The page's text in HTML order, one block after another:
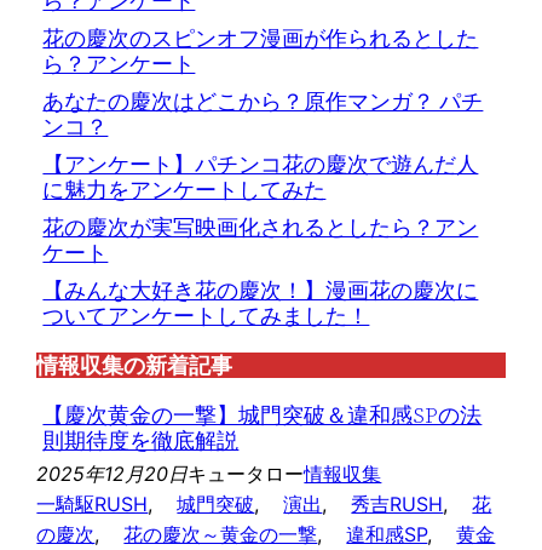
花の慶次のスピンオフ漫画が作られるとした
ら？アンケート
あなたの慶次はどこから？原作マンガ？ パチ
ンコ？
【アンケート】パチンコ花の慶次で遊んだ人
に魅力をアンケートしてみた
花の慶次が実写映画化されるとしたら？アン
ケート
【みんな大好き花の慶次！】漫画花の慶次に
ついてアンケートしてみました！
情報収集の新着記事
【慶次黄金の一撃】城門突破＆違和感SPの法
則期待度を徹底解説
2025年12月20日キュータロー情報収集
一騎駆RUSH, 城門突破, 演出, 秀吉RUSH,
花
の慶次, 花の慶次～黄金の一撃, 違和感SP,
黄金